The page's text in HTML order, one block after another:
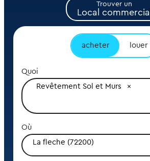
Trouver un
Local commercial
acheter louer
Quoi
Revêtement Sol et Murs
Où
La fleche (72200)